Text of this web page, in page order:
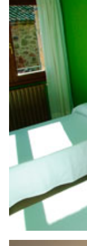
CASA